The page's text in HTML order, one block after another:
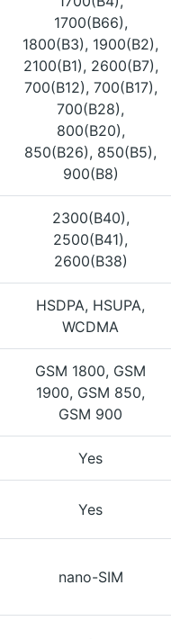
1700(B66),
1800(B3), 1900(B2),
2100(B1), 2600(B7),
700(B12), 700(B17),
700(B28),
800(B20),
850(B26), 850(B5),
900(B8)
2300(B40),
2500(B41),
2600(B38)
HSDPA, HSUPA,
WCDMA
GSM 1800, GSM
1900, GSM 850,
GSM 900
Yes
Yes
nano-SIM